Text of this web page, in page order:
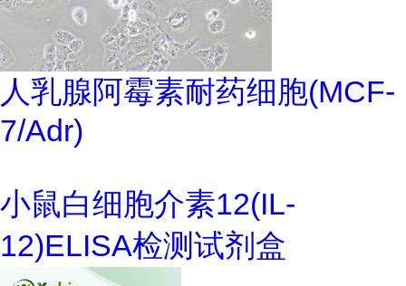
人乳腺阿霉素耐药细胞(MCF-
7/Adr)
小鼠白细胞介素12(IL-
12)ELISA检测试剂盒